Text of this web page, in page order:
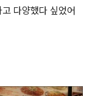
다양했다 싶었어